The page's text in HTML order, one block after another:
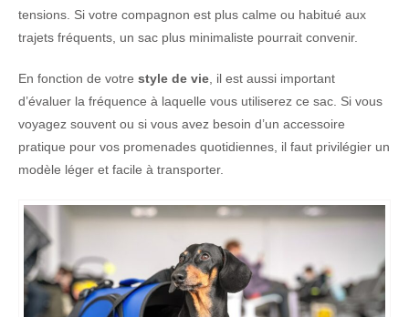
tensions. Si votre compagnon est plus calme ou habitué aux
trajets fréquents, un sac plus minimaliste pourrait convenir.
En fonction de votre style de vie , il est aussi important
d’évaluer la fréquence à laquelle vous utiliserez ce sac. Si vous
voyagez souvent ou si vous avez besoin d’un accessoire
pratique pour vos promenades quotidiennes, il faut privilégier un
modèle léger et facile à transporter.